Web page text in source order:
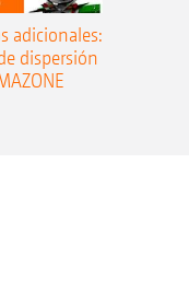
adicionales:
dispersión